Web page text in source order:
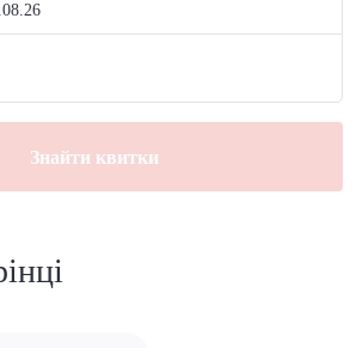
08.26
Знайти квитки